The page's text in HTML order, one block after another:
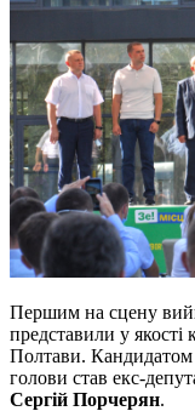
Першим на сцену
представили у якості
Полтави. Кандидатом
голови став екс-
Сергій Порчерян.